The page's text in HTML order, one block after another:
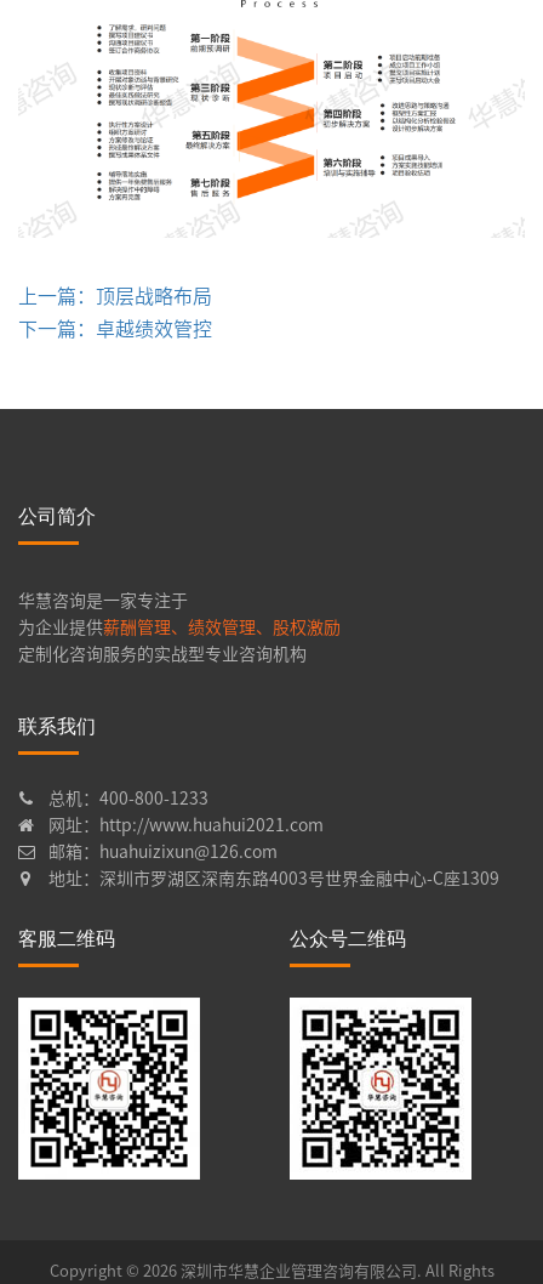
上一篇：顶层战略布局
下一篇：卓越绩效管控
公司简介
华慧咨询是一家专注于
为企业提供薪酬管理、绩效管理、股权激励
定制化咨询服务的实战型专业咨询机构
联系我们
总机：400-800-1233
网址：http://www.huahui2021.com
邮箱：huahuizixun@126.com
地址：深圳市罗湖区深南东路4003号世界金融中心-C座1309
客服二维码 公众号二维码
Copyright © 2026 深圳市华慧企业管理咨询有限公司. All Rights